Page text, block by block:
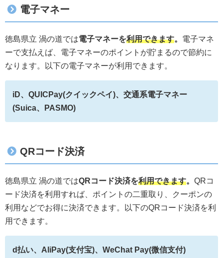
電子マネー
徳島県立 渦の道では電子マネーを利用できます。 電子マネ
ーで支払えば、電子マネーのポイントが貯まるので節約に
なります。以下の電子マネーが利用できます。
iD、QUICPay(クイックペイ)、交通系電子マネー
(Suica、PASMO)
QRコード決済
徳島県立 渦の道ではQRコード決済を利用できます。 QRコ
ード決済を利用すれば、ポイントの二重取り、クーポンの
利用などでお得に決済できます。以下のQRコード決済を利
用できます。
d払い、AliPay(支付宝)、WeChat Pay(微信支付)